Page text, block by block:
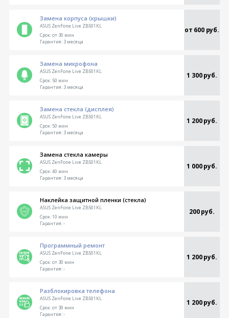
Замена корпуса (крышки)
ASUS ZenFone Live ZB501KL от 600 руб.
Срок:от 30 мин
Гарантия:3 месяца
Замена микрофона
ASUS ZenFone Live ZB501KL 1 300 руб.
Срок:50 мин
Гарантия:3 месяца
Замена стекла (дисплея)
ASUS ZenFone Live ZB501KL 1 200 руб.
Срок:50 мин
Гарантия:3 месяца
Замена стекла камеры
ASUS ZenFone Live ZB501KL 1 000 руб.
Срок:40 мин
Гарантия:3 месяца
Наклейка защитной пленки (стекла)
ASUS ZenFone Live ZB501KL 200 руб.
Срок:10 мин
Гарантия:-
Программный ремонт
ASUS ZenFone Live ZB501KL 1 200 руб.
Срок:от 30 мин
Гарантия:-
Разблокировка телефона
ASUS ZenFone Live ZB501KL 1 200 руб.
Срок:от 30 мин
Гарантия:-